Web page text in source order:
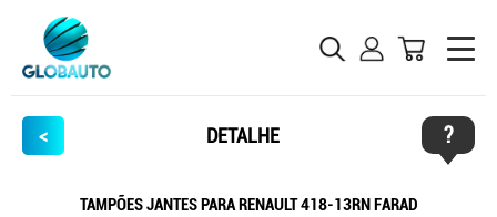
< DETALHE ?
TAMPÕES JANTES PARA RENAULT 418-13RN FARAD